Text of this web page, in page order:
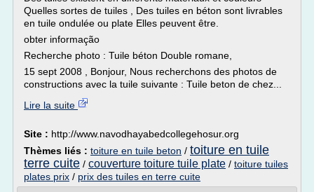
Quelles sortes de tuiles , Des tuiles en béton sont livrables
en tuile ondulée ou plate Elles peuvent être.
obter informação
Recherche photo : Tuile béton Double romane,
15 sept 2008 , Bonjour, Nous recherchons des photos de
constructions avec la tuile suivante : Tuile beton de chez...
Lire la suite
Site : http://www.navodhayabedcollegehosur.org
Thèmes liés : toiture en tuile beton / toiture en tuile
terre cuite / couverture toiture tuile plate / toiture tuiles
plates prix / prix des tuiles en terre cuite